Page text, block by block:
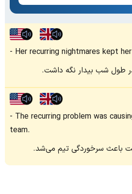
Her recurring nightmares kept
طول شب بیدار نگه داشت.
The recurring problem was
team.
باعث سرخوردگی تیم می‌شد.